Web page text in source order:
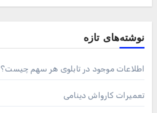
نوشته‌های تازه
اطلاعات موجود در تابلوی هر سهم چیست؟
تعمیرات کارواش دینامی